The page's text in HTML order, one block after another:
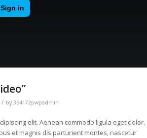
/ by 364172pwpadmin
elit. Aenean commodo ligula eget dolor.
et magnis dis parturient montes, nascetur